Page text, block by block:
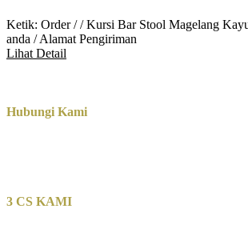
Ketik: Order / / Kursi Bar Stool Magelang
anda / Alamat Pengiriman
Lihat Detail
Hubungi Kami
3 CS KAMI